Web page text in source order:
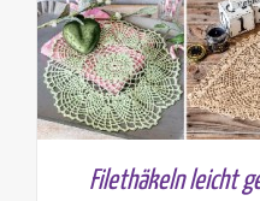
Filethäkeln leicht